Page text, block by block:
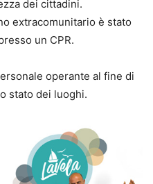
dei cittadini.
extracomunitario è stato
un CPR.
operante al fine di
stato dei luoghi.